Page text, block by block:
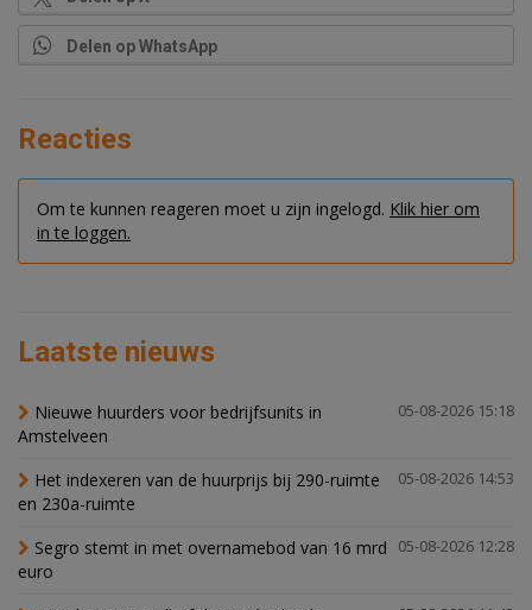
Delen op WhatsApp
Reacties
Om te kunnen reageren moet u zijn ingelogd. Klik hier om
in te loggen.
Laatste nieuws
05-08-2026 15:18
Nieuwe huurders voor bedrijfsunits in
Amstelveen
05-08-2026 14:53
Het indexeren van de huurprijs bij 290-ruimte
en 230a-ruimte
05-08-2026 12:28
Segro stemt in met overnamebod van 16 mrd
euro